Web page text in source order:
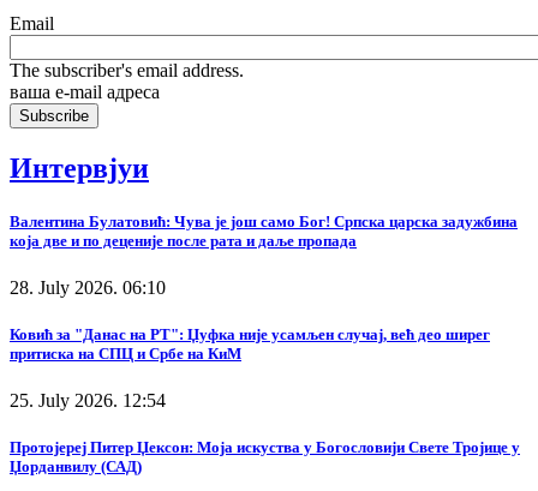
Email
The subscriber's email address.
ваша е-mail адреса
Интервјуи
Валентина Булатовић: Чува је још само Бог! Српска царска задужбина
која две и по деценије после рата и даље пропада
28. July 2026. 06:10
Ковић за "Данас на РТ": Џуфка није усамљен случај, већ део ширег
притиска на СПЦ и Србе на КиМ
25. July 2026. 12:54
Протојереј Питер Џексон: Моја искуства у Богословији Свете Тројице у
Џорданвилу (САД)